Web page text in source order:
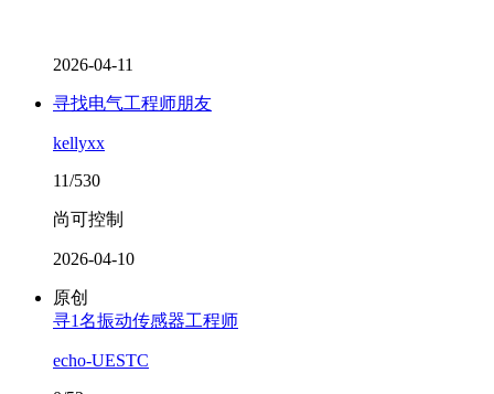
2026-04-11
寻找电气工程师朋友
kellyxx
11/530
尚可控制
2026-04-10
原创
寻1名振动传感器工程师
echo-UESTC